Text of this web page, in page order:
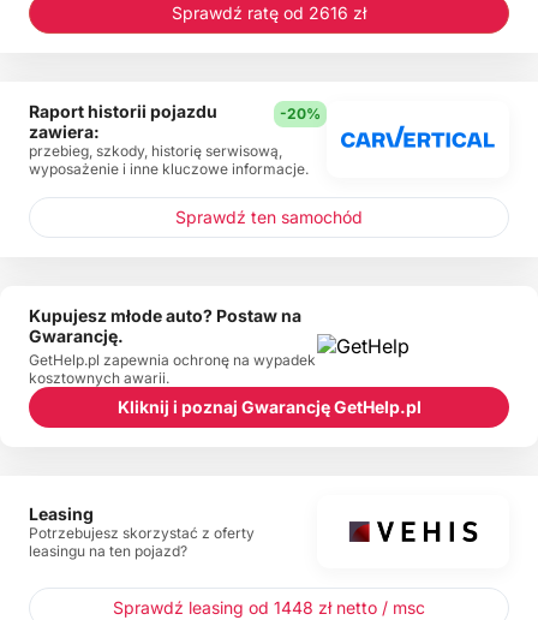
Sprawdź ratę od 2616 zł
Raport historii pojazdu
zawiera:
-20%
przebieg, szkody, historię serwisową,
wyposażenie i inne kluczowe informacje.
Sprawdź ten samochód
Kupujesz młode auto? Postaw na
Gwarancję.
GetHelp.pl zapewnia ochronę na wypadek
kosztownych awarii.
Kliknij i poznaj Gwarancję GetHelp.pl
Leasing
Potrzebujesz skorzystać z oferty
leasingu na ten pojazd?
Sprawdź leasing od 1448 zł netto / msc